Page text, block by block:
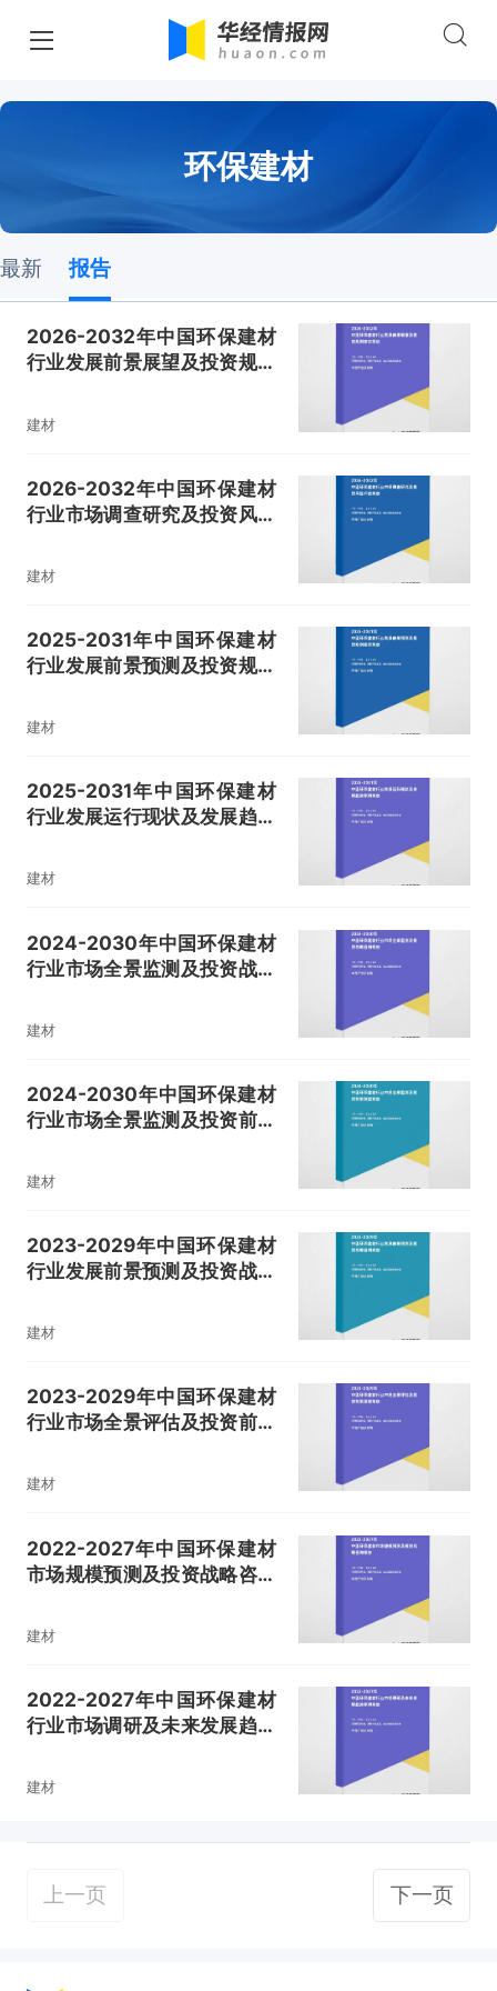
环保建材
最新 报告
2026-2032年中国环保建材
行业发展前景展望及投资规划
建材
2026-2032年中国环保建材
行业市场调查研究及投资风险
建材
2025-2031年中国环保建材
行业发展前景预测及投资规划
建材
2025-2031年中国环保建材
行业发展运行现状及发展趋势
建材
2024-2030年中国环保建材
行业市场全景监测及投资战略
建材
2024-2030年中国环保建材
行业市场全景监测及投资前景
建材
2023-2029年中国环保建材
行业发展前景预测及投资战略
建材
2023-2029年中国环保建材
行业市场全景评估及投资前景
建材
2022-2027年中国环保建材
市场规模预测及投资战略咨询
建材
2022-2027年中国环保建材
行业市场调研及未来发展趋势
建材
上一页 下一页